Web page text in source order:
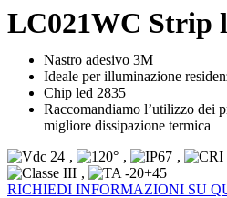
LC021WC Strip
Nastro adesivo 3M
Ideale per illuminazione
Chip led 2835
Raccomandiamo l’utilizzo dei
migliore dissipazione termica
,
, ,
,
RICHIEDI INFORMAZIONI SU